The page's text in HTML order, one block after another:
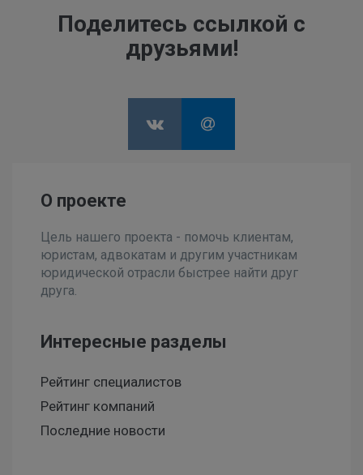
Поделитесь ссылкой с
друзьями!
О проекте
Цель нашего проекта - помочь клиентам,
юристам, адвокатам и другим участникам
юридической отрасли быстрее найти друг
друга.
Интересные разделы
Рейтинг специалистов
Рейтинг компаний
Последние новости